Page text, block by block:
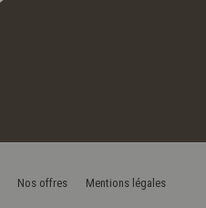
Nos offres
Mentions légales